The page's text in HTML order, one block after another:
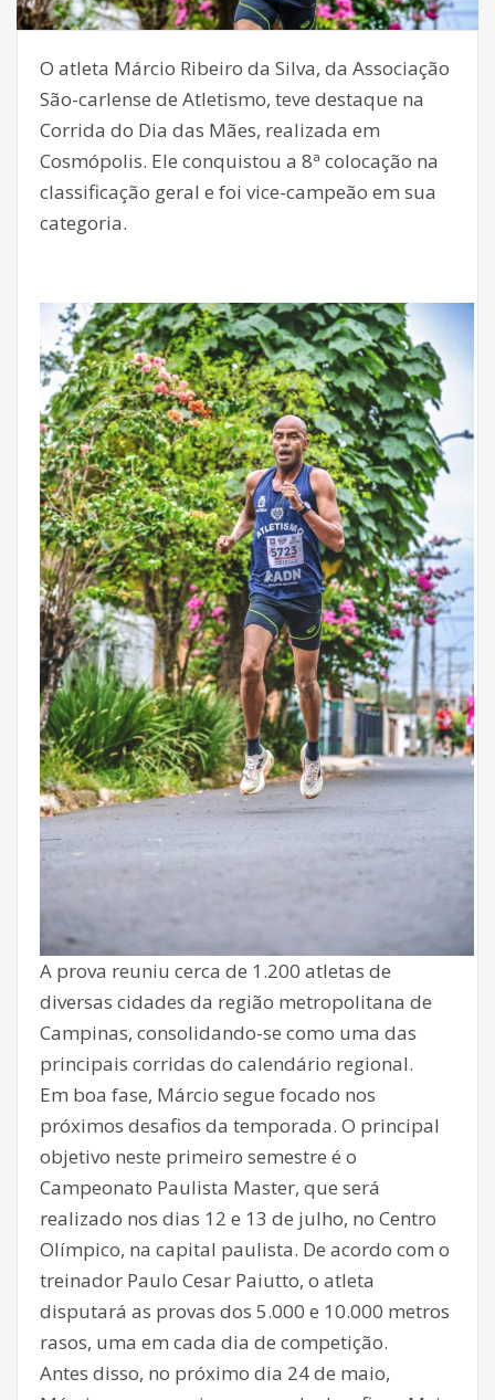
O atleta Márcio Ribeiro da Silva, da Associação
São-carlense de Atletismo, teve destaque na
Corrida do Dia das Mães, realizada em
Cosmópolis. Ele conquistou a 8ª colocação na
classificação geral e foi vice-campeão em sua
categoria.
A prova reuniu cerca de 1.200 atletas de
diversas cidades da região metropolitana de
Campinas, consolidando-se como uma das
principais corridas do calendário regional.
Em boa fase, Márcio segue focado nos
próximos desafios da temporada. O principal
objetivo neste primeiro semestre é o
Campeonato Paulista Master, que será
realizado nos dias 12 e 13 de julho, no Centro
Olímpico, na capital paulista. De acordo com o
treinador Paulo Cesar Paiutto, o atleta
disputará as provas dos 5.000 e 10.000 metros
rasos, uma em cada dia de competição.
Antes disso, no próximo dia 24 de maio,